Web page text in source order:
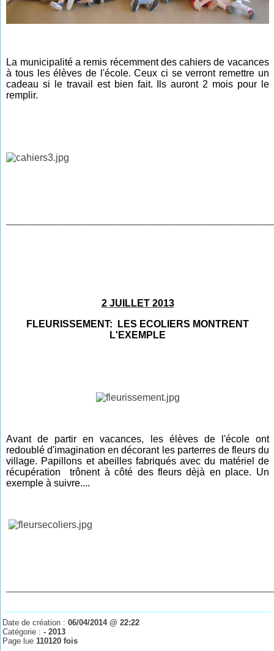
La municipalité a remis récemment des cahiers de vacances
à tous les élèves de l'école. Ceux ci se verront remettre un
cadeau si le travail est bien fait. Ils auront 2 mois pour le
remplir.
2 JUILLET 2013
FLEURISSEMENT: LES ECOLIERS MONTRENT
L'EXEMPLE
Avant de partir en vacances, les élèves de l'école ont
redoublé d'imagination en décorant les parterres de fleurs du
village. Papillons et abeilles fabriqués avec du matériel de
récupération
trônent à côté des fleurs dèjà en place. Un
exemple à suivre....
Date de création :06/04/2014 @ 22:22
Catégorie :- 2013
Page lue 110120 fois